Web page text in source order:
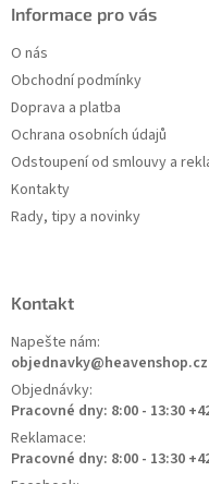
Informace pro vás
O nás
Obchodní podmínky
Doprava a platba
Ochrana osobních údajů
Odstoupení od smlouvy a
Kontakty
Rady, tipy a novinky
Kontakt
Napešte nám:
objednavky@heavenshop.cz
Objednávky:
Pracovné dny: 8:00 - 13:30
Reklamace:
Pracovné dny: 8:00 - 13:30